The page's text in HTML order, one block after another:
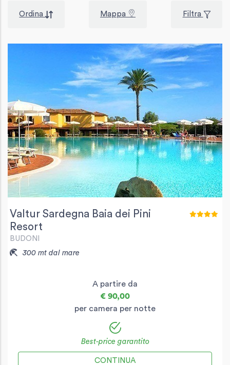
Ordina Mappa Filtra
Valtur Sardegna Baia dei Pini
Resort
BUDONI
300 mt dal mare
A partire da
€ 90,00
per camera per notte
Best-price garantito
CONTINUA